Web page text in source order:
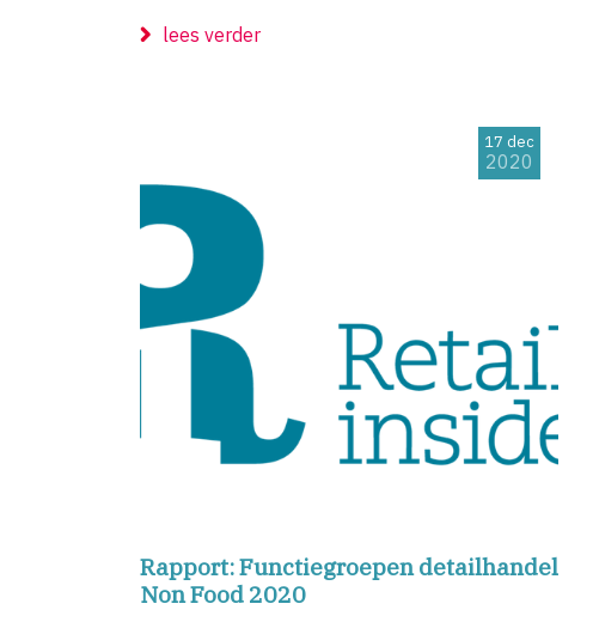
lees verder
Rapport: Functiegroepen detailhandel
Non Food 2020
17 dec
2020